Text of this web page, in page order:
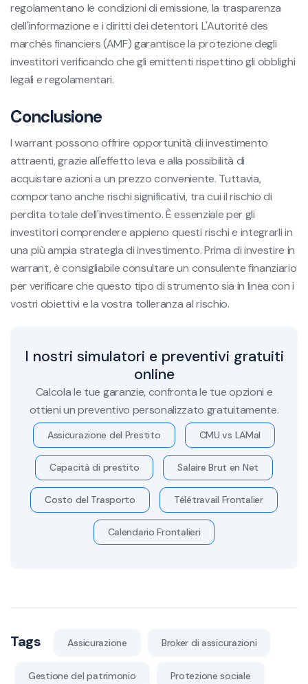
regolamentano le condizioni di emissione, la trasparenza
dell'informazione e i diritti dei detentori. L'Autorité des
marchés financiers (AMF) garantisce la protezione degli
investitori verificando che gli emittenti rispettino gli obblighi
legali e regolamentari.
Conclusione
I warrant possono offrire opportunità di investimento
attraenti, grazie all'effetto leva e alla possibilità di
acquistare azioni a un prezzo conveniente. Tuttavia,
comportano anche rischi significativi, tra cui il rischio di
perdita totale dell'investimento. È essenziale per gli
investitori comprendere appieno questi rischi e integrarli in
una più ampia strategia di investimento. Prima di investire in
warrant, è consigliabile consultare un consulente finanziario
per verificare che questo tipo di strumento sia in linea con i
vostri obiettivi e la vostra tolleranza al rischio.
I nostri simulatori e preventivi gratuiti
online
Calcola le tue garanzie, confronta le tue opzioni e
ottieni un preventivo personalizzato gratuitamente.
Assicurazione del Prestito CMU vs LAMal
Capacità di prestito Salaire Brut en Net
Costo del Trasporto Télétravail Frontalier
Calendario Frontalieri
Tags Assicurazione Broker di assicurazioni
Gestione del patrimonio Protezione sociale